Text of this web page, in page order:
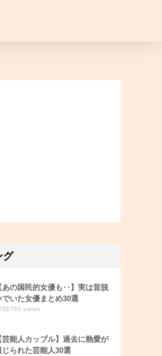
グ
あの国民的女優も‥】実は昔脱
でいた女優まとめ30選
views
芸能人カップル】過去に熱愛が
じられた芸能人30選